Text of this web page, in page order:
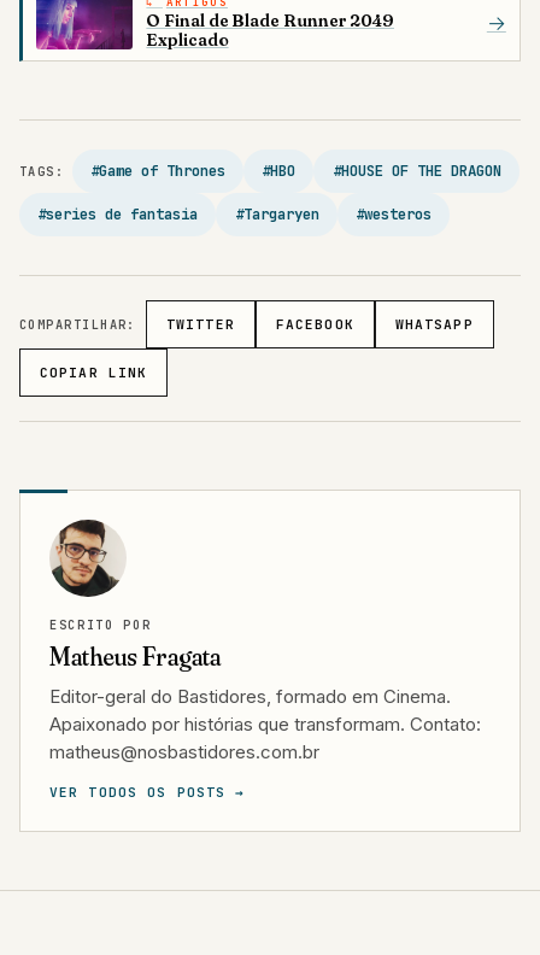
O Final de Blade Runner 2049
Explicado
→
TAGS: #Game of Thrones #HBO #HOUSE OF THE DRAGON
#series de fantasia #Targaryen #westeros
COMPARTILHAR: TWITTER FACEBOOK WHATSAPP
COPIAR LINK
ESCRITO POR
Matheus Fragata
Editor-geral do Bastidores, formado em Cinema.
Apaixonado por histórias que transformam. Contato:
matheus@nosbastidores.com.br
VER TODOS OS POSTS →